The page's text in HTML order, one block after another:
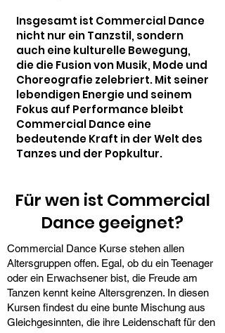
Insgesamt ist Commercial Dance
nicht nur ein Tanzstil, sondern
auch eine kulturelle Bewegung,
die die Fusion von Musik, Mode und
Choreografie zelebriert. Mit seiner
lebendigen Energie und seinem
Fokus auf Performance bleibt
Commercial Dance eine
bedeutende Kraft in der Welt des
Tanzes und der Popkultur.
Für wen ist Commercial
Dance geeignet?
Commercial Dance Kurse stehen allen
Altersgruppen offen. Egal, ob du ein Teenager
oder ein Erwachsener bist, die Freude am
Tanzen kennt keine Altersgrenzen. In diesen
Kursen findest du eine bunte Mischung aus
Gleichgesinnten, die ihre Leidenschaft für den